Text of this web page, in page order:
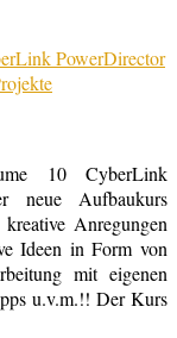
10 CyberLink
neue Aufbaukurs
Anregungen
Ideen in Form von
mit eigenen
u.v.m.!! Der Kurs